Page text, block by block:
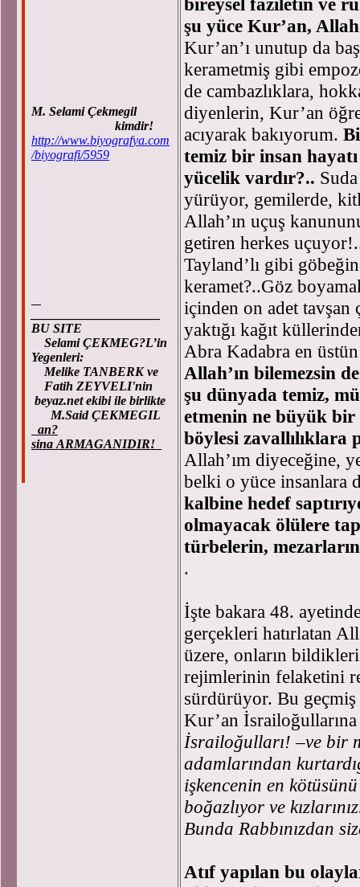
M. Selami Çekmegil
kimdir!
http://www.biyografya.com
/biyografi/5959
BU SITE
Selami ÇEKMEG?L’in
Yegenleri:
Melike TANBERK ve
Fatih ZEYVELI'nin
beyaz.net ekibi ile birlikte
M.Said ÇEKMEGIL
an?
sina ARMAGANIDIR!
şu yüce Kur’an,
Kur’an’ı unutup da
kerametmiş gibi
de cambazlıklara,
diyenlerin, Kur’an
acıyarak bakıyorum.
temiz bir insan
yücelik vardır?..
yürüyor, gemilerde,
Allah’ın uçuş
getiren herkes
Tayland’lı gibi
keramet?..Göz
içinden on adet
yaktığı kağıt
Abra Kadabra en
Allah’ın bilemezsin
şu dünyada temiz,
etmenin ne büyük
böylesi zavallılıklara
Allah’ım diyeceğine,
belki o yüce insanlara
kalbine hedef
olmayacak ölülere
türbelerin,
.
İşte bakara 48.
gerçekleri hatırlatan
üzere, onların
rejimlerinin felaketini
sürdürüyor. Bu geçmiş
Kur’an
İsrailoğulları! –ve bir
adamlarından
işkencenin en
boğazlıyor ve
Bunda Rabbınızdan
Atıf yapılan bu